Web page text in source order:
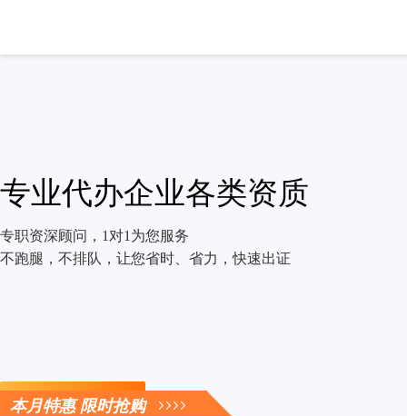
专业代办企业各类资质
专职资深顾问，1对1为您服务
不跑腿，不排队，让您省时、省力，快速出证
立即咨询
本月特惠 限时抢购